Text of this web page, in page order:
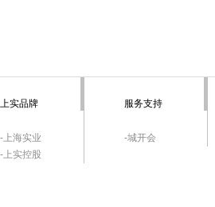
上实品牌
-上海实业
-上实控股
服务支持
-城开会